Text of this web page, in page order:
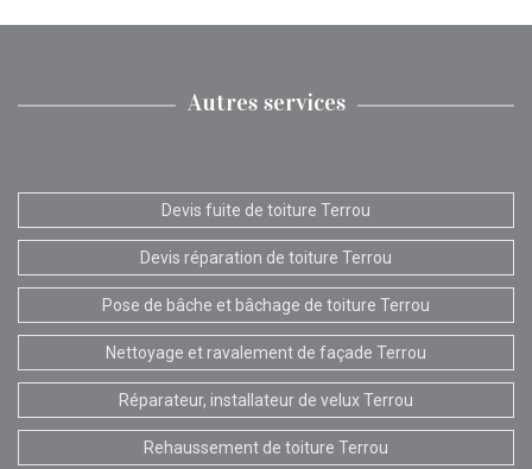
Autres services
Devis fuite de toiture Terrou
Devis réparation de toiture Terrou
Pose de bâche et bâchage de toiture Terrou
Nettoyage et ravalement de façade Terrou
Réparateur, installateur de velux Terrou
Rehaussement de toiture Terrou